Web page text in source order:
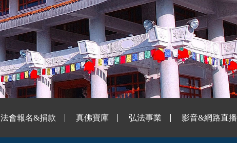
法會報名&捐款 真佛寶庫 弘法事業 影音&網路直播